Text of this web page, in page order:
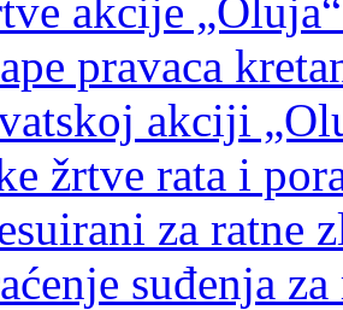
akcije
pravaca
akciji
žrtve rata i
za ratne
suđenja